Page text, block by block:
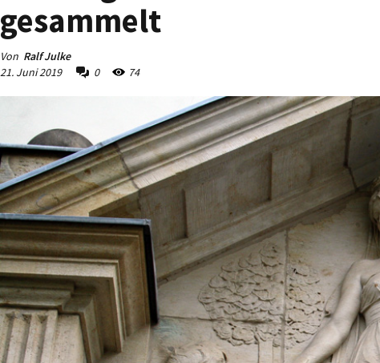
gesammelt
Von Ralf Julke
21. Juni 2019
0 74